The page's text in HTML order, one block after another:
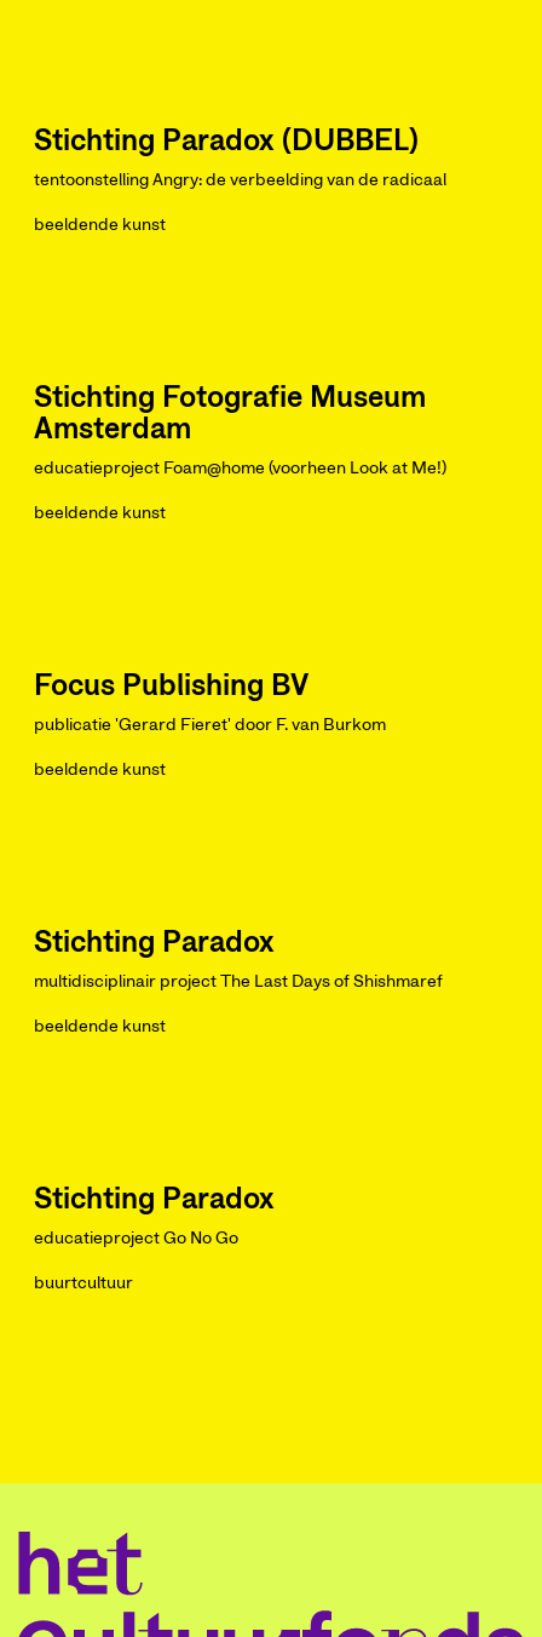
Stichting Paradox (DUBBEL)
tentoonstelling Angry: de verbeelding van de radicaal
beeldende kunst
Stichting Fotografie Museum
Amsterdam
educatieproject Foam@home (voorheen Look at Me!)
beeldende kunst
Focus Publishing BV
publicatie 'Gerard Fieret' door F. van Burkom
beeldende kunst
Stichting Paradox
multidisciplinair project The Last Days of Shishmaref
beeldende kunst
Stichting Paradox
educatieproject Go No Go
buurtcultuur